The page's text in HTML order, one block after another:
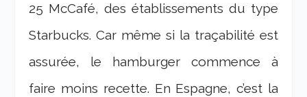
25 McCafé, des établissements du type
Starbucks. Car même si la traçabilité est
assurée, le hamburger commence à
faire moins recette. En Espagne, c’est la